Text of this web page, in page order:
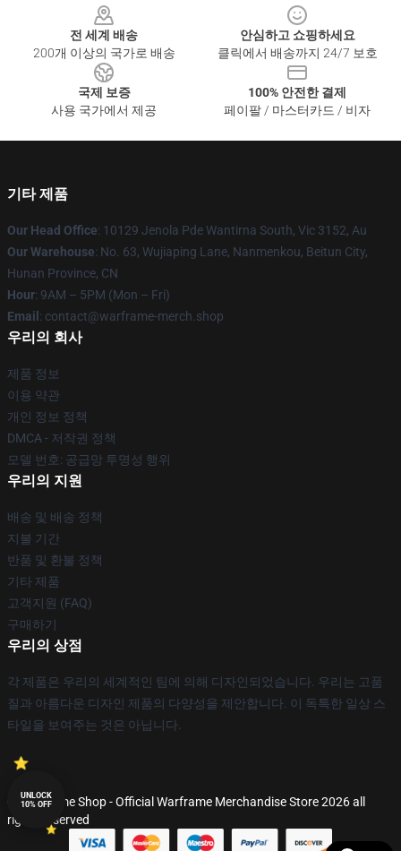
전 세계 배송
200개 이상의 국가로 배송
안심하고 쇼핑하세요
클릭에서 배송까지 24/7 보호
국제 보증
사용 국가에서 제공
100% 안전한 결제
페이팔 / 마스터카드 / 비자
기타 제품
Our Head Office: 10129 Jenola Pde Wantirna South, Vic 3152, Au
Our Warehouse: No. 63, Wujiaping Lane, Nanmenkou, Beitun City,
Hunan Province, CN
Hour: 9AM – 5PM (Mon – Fri)
Email : contact@warframe-merch.shop
우리의 회사
제품 정보
이용 약관
개인 정보 정책
DMCA - 저작권 정책
모델 번호: 공급망 투명성 행위
우리의 지원
배송 및 배송 정책
지불 기간
반품 및 환불 정책
기타 제품
고객지원 (FAQ)
구매하기
우리의 상점
각 제품은 우리의 세계적인 팀에 의해 디자인되었습니다. 우리는 고품
질과 아름다운 디자인 제품의 다양성을 제안합니다. 이 독특한 일상 스
타일을 보여주는 것은 아닙니다.
© Warframe Shop - Official Warframe Merchandise Store 2026 all
rights reserved
UNLOCK
10% OFF